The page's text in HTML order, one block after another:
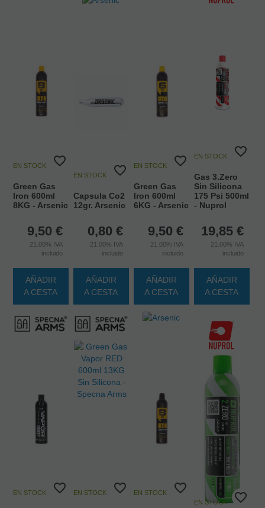
EN STOCK
Green Gas
Iron 600ml
8KG - Arsenic
9,50 €
21.00% IVA
incluido
AÑADIR
A CESTA
EN STOCK
Capsula Co2
12gr. Arsenic
0,80 €
21.00% IVA
incluido
AÑADIR
A CESTA
EN STOCK
Green Gas
Iron 600ml
6KG - Arsenic
9,50 €
21.00% IVA
incluido
AÑADIR
A CESTA
EN STOCK
Gas 3.Zero
Sin Silicona
175 Psi 500ml
- Nuprol
19,85 €
21.00% IVA
incluido
AÑADIR
A CESTA
EN STOCK EN STOCK EN STOCK
EN STOCK